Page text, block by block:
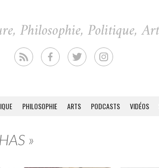
PHILOSOPHIE ARTS PODCASTS VIDÉOS
»